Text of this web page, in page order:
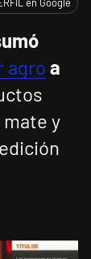
en Google
agro a
mate y